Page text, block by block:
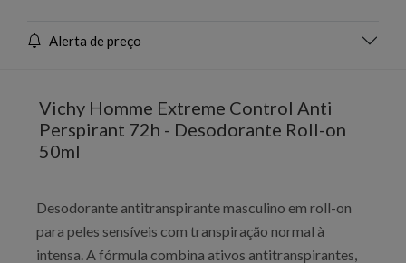
Alerta de preço
Vichy Homme Extreme Control Anti
Perspirant 72h - Desodorante Roll-on
50ml
Desodorante antitranspirante masculino em roll-on
para peles sensíveis com transpiração normal à
intensa. A fórmula combina ativos antitranspirantes,